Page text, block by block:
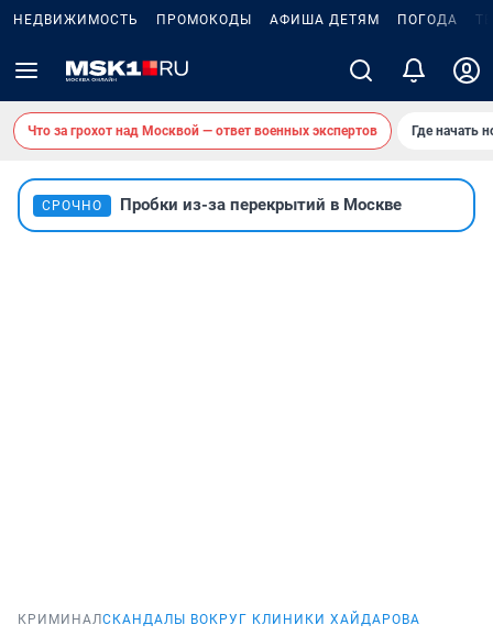
НЕДВИЖИМОСТЬ ПРОМОКОДЫ АФИША ДЕТЯМ ПОГОДА
Что за грохот над Москвой — ответ военных экспертов Где начать
СРОЧНО Пробки из-за перекрытий в Москве
КРИМИНАЛСКАНДАЛЫ ВОКРУГ КЛИНИКИ ХАЙДАРОВА